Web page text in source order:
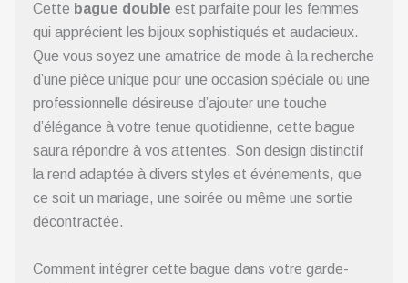
Cette bague double est parfaite pour les femmes
qui apprécient les bijoux sophistiqués et audacieux.
Que vous soyez une amatrice de mode à la recherche
d’une pièce unique pour une occasion spéciale ou une
professionnelle désireuse d’ajouter une touche
d’élégance à votre tenue quotidienne, cette bague
saura répondre à vos attentes. Son design distinctif
la rend adaptée à divers styles et événements, que
ce soit un mariage, une soirée ou même une sortie
décontractée.
Comment intégrer cette bague dans votre garde-